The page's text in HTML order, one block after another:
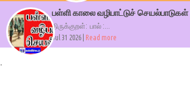
பள்ளி காலை வழிபாட்டுச் செயல்பாடுகள் -
திருக்குறள்: பால் :...
Jul 31 2026 |
Read more